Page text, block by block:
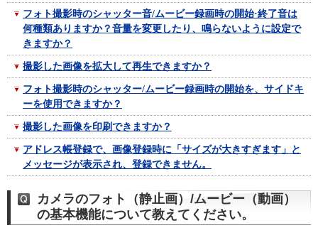
フォト撮影時のシャッター音/ムービー録画時の開始·終了音は
何種類ありますか？音量を変更したり、鳴らないように設定で
きますか？
撮影した画像を拡大して再生できますか？
フォト撮影時のシャッター/ムービー録画時の開始を、サイドキ
ーを使用できますか？
撮影した画像を印刷できますか？
アドレス帳登録で、画像登録時に「サイズが大きすぎます」と
メッセージが表示され、登録できません。
カメラのフォト（静止画）/ムービー（動画）
の基本機能について教えてください。